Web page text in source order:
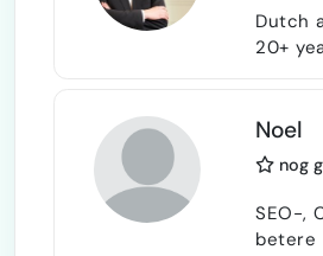
Dutch
20+
team
Noel
nog
SEO-,
betere